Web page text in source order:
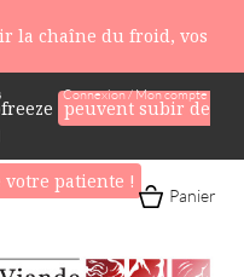
la chaîne du froid, vos
peuvent subir de
patiente !
Connexion / Mon compte
Panier